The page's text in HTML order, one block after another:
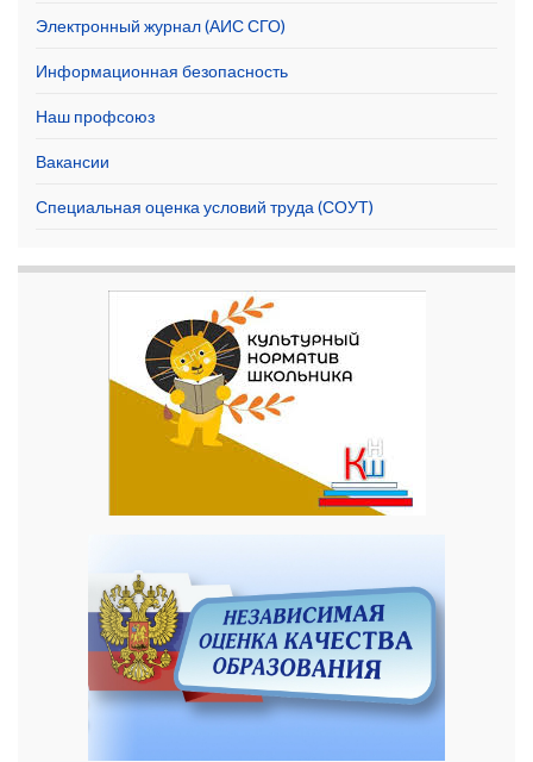
Электронный журнал (АИС СГО)
Информационная безопасность
Наш профсоюз
Вакансии
Специальная оценка условий труда (СОУТ)